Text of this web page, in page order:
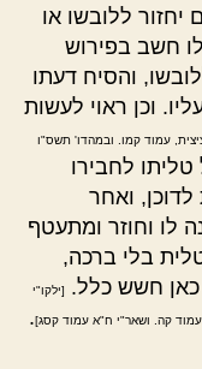
ללובשו או
חשב בפירוש
והסיח דעתו
וכן ראוי לעשות
ציצית, עמוד קמו. ובמהדו' תשס"ו
לחבירו
ואחר
לו וחוזר ומתעטף
בלי ברכה,
חשש כלל.
[ילקו"י
קה. ושאר"י ח"א עמוד קסג].